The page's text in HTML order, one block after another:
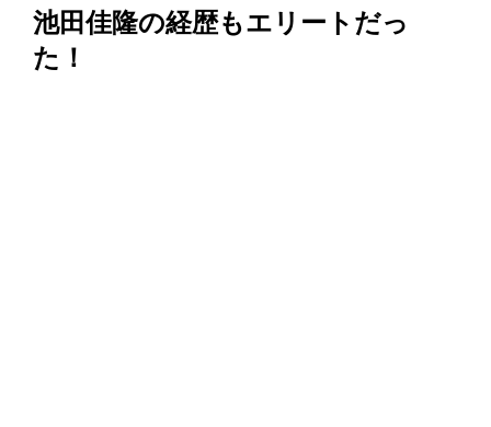
池田佳隆の経歴もエリートだっ
た！